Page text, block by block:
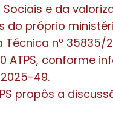
e da
do próprio
Técnica nº
ATPS, conforme
2025-49.
propôs a